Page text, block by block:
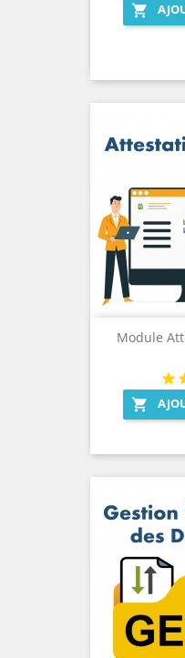

Module
